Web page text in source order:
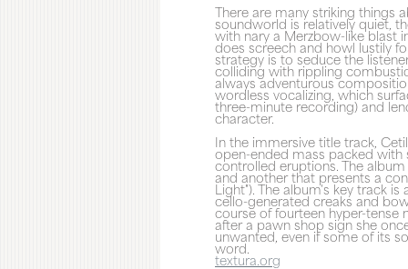
There are many striking things
soundworld is relatively quiet,
with nary a Merzbow-like blast
does screech and howl lustily
strategy is to seduce the
colliding with rippling
always adventurous
wordless vocalizing, which
three-minute recording) and
character.
In the immersive title track,
open-ended mass packed with
controlled eruptions. The
and another that presents a
Light"). The album's key track
cello-generated creaks and
course of fourteen hyper-tense
after a pawn shop sign she
unwanted, even if some of its
word.
textura.org